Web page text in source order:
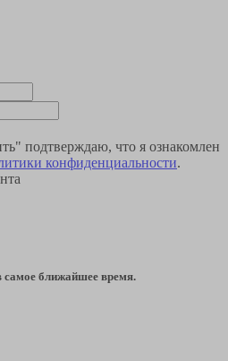
подтверждаю, что я ознакомлен
конфиденциальности.
ближайшее время.